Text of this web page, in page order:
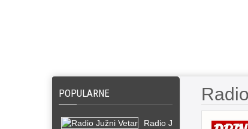
POPULARNE
Radio Južni Vetar